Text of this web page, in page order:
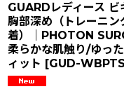
GUARDレディース ビ
胸部深め（トレーニン
着）｜PHOTON
柔らかな肌触り/ゆっ
ィット [GUD-